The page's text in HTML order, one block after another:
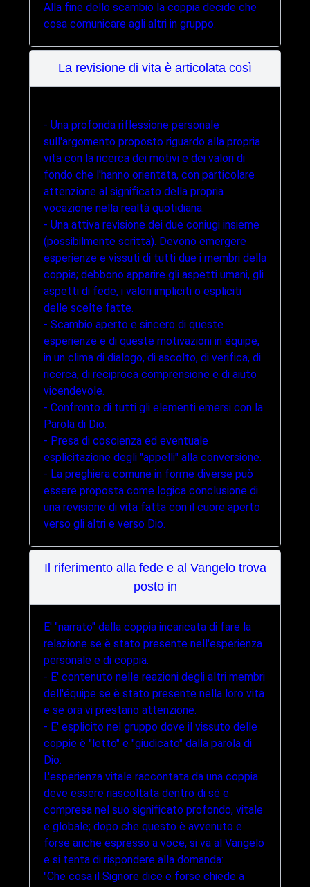
Alla fine dello scambio la coppia decide che
cosa comunicare agli altri in gruppo.
La revisione di vita è articolata così
- Una profonda riflessione personale
sull'argomento proposto riguardo alla propria
vita con la ricerca dei motivi e dei valori di
fondo che l'hanno orientata, con particolare
attenzione al significato della propria
vocazione nella realtà quotidiana.
- Una attiva revisione dei due coniugi insieme
(possibilmente scritta). Devono emergere
esperienze e vissuti di tutti due i membri della
coppia; debbono apparire gli aspetti umani, gli
aspetti di fede, i valori impliciti o espliciti
delle scelte fatte.
- Scambio aperto e sincero di queste
esperienze e di queste motivazioni in équipe,
in un clima di dialogo, di ascolto, di verifica, di
ricerca, di reciproca comprensione e di aiuto
vicendevole.
- Confronto di tutti gli elementi emersi con la
Parola di Dio.
- Presa di coscienza ed eventuale
esplicitazione degli "appelli" alla conversione.
- La preghiera comune in forme diverse può
essere proposta come logica conclusione di
una revisione di vita fatta con il cuore aperto
verso gli altri e verso Dio.
Il riferimento alla fede e al Vangelo trova
posto in
E' "narrato" dalla coppia incaricata di fare la
relazione se è stato presente nell'esperienza
personale e di coppia.
- E' contenuto nelle reazioni degli altri membri
dell'équipe se è stato presente nella loro vita
e se ora vi prestano attenzione.
- E' esplicito nel gruppo dove il vissuto delle
coppie è "letto" e "giudicato" dalla parola di
Dio.
L'esperienza vitale raccontata da una coppia
deve essere riascoltata dentro di sé e
compresa nel suo significato profondo, vitale
e globale; dopo che questo è avvenuto e
forse anche espresso a voce, si va al Vangelo
e si tenta di rispondere alla domanda:
"Che cosa il Signore dice e forse chiede a